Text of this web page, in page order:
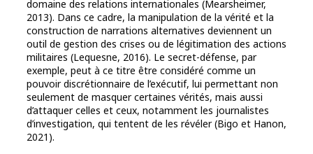
domaine des relations internationales (Mearsheimer,
2013). Dans ce cadre, la manipulation de la vérité et la
construction de narrations alternatives deviennent un
outil de gestion des crises ou de légitimation des actions
militaires (Lequesne, 2016). Le secret-défense, par
exemple, peut à ce titre être considéré comme un
pouvoir discrétionnaire de l’exécutif, lui permettant non
seulement de masquer certaines vérités, mais aussi
d’attaquer celles et ceux, notamment les journalistes
d’investigation, qui tentent de les révéler (Bigo et Hanon,
2021).